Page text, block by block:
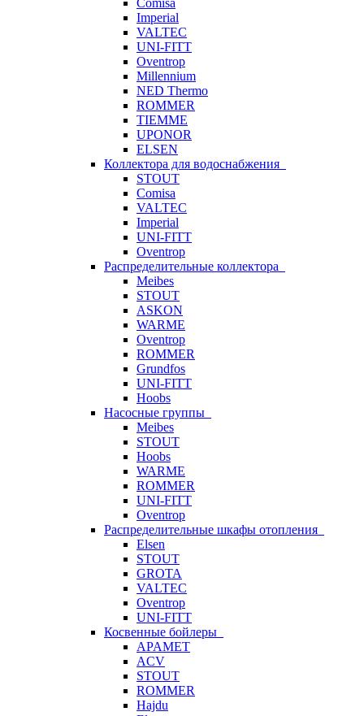
Comisa
Imperial
VALTEC
UNI-FITT
Oventrop
Millennium
NED Thermo
ROMMER
TIEMME
UPONOR
ELSEN
Коллектора для водоснабжения
STOUT
Comisa
VALTEC
Imperial
UNI-FITT
Oventrop
Распределительные коллектора
Meibes
STOUT
ASKON
WARME
Oventrop
ROMMER
Grundfos
UNI-FITT
Hoobs
Насосные группы
Meibes
STOUT
Hoobs
WARME
ROMMER
UNI-FITT
Oventrop
Распределительные шкафы отопления
Elsen
STOUT
GROTA
VALTEC
Oventrop
UNI-FITT
Косвенные бойлеры
APAMET
ACV
STOUT
ROMMER
Hajdu